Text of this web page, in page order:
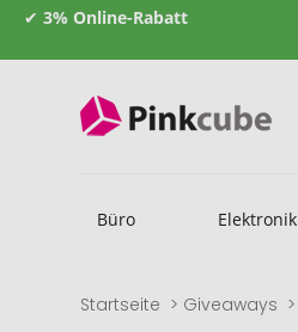
✔ 3% Online-Rabatt
Büro Elektronik
Startseite Giveaways